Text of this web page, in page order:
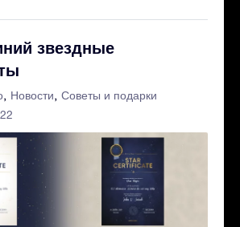
звездные
Новости
Советы и подарки